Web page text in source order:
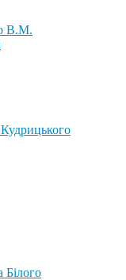
В.М.
Білого